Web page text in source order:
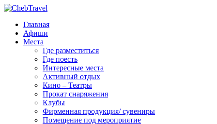
Главная
Афиши
Места
Где разместиться
Где поесть
Интересные места
Активный отдых
Кино – Театры
Прокат снаряжения
Клубы
Фирменная продукция/ сувениры
Помещение под мероприятие